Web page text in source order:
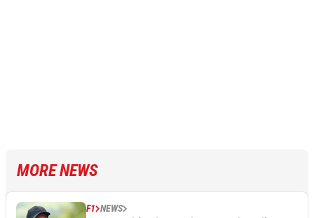
MORE NEWS
F1 NEWS